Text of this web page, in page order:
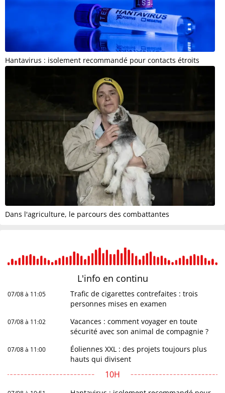
Hantavirus : isolement recommandé pour contacts étroits
Dans l'agriculture, le parcours des combattantes
L'info en continu
07/08 à 11:05
Trafic de cigarettes contrefaites : trois
personnes mises en examen
07/08 à 11:02
Vacances : comment voyager en toute
sécurité avec son animal de compagnie ?
07/08 à 11:00
Éoliennes XXL : des projets toujours plus
hauts qui divisent
10H